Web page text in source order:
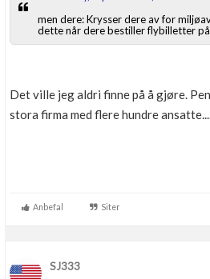
men dere: Krysser dere av for
dette når dere bestiller flybilletter på
Det ville jeg aldri finne på å gjøre.
stora firma med flere hundre
Anbefal Siter
SJ333